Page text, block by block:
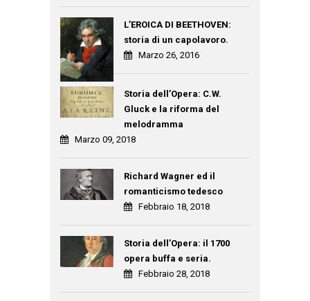
L’EROICA DI BEETHOVEN:
storia di un capolavoro.
Marzo 26, 2016
Storia dell’Opera: C.W.
Gluck e la riforma del
melodramma
Marzo 09, 2018
Richard Wagner ed il
romanticismo tedesco
Febbraio 18, 2018
Storia dell’Opera: il 1700
opera buffa e seria.
Febbraio 28, 2018